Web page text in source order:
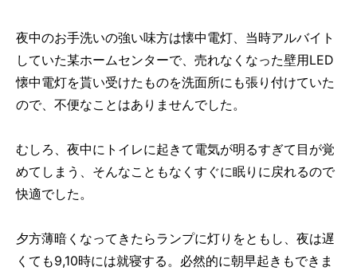
夜中のお手洗いの強い味方は懐中電灯、当時アルバイト
していた某ホームセンターで、売れなくなった壁用LED
懐中電灯を貰い受けたものを洗面所にも張り付けていた
ので、不便なことはありませんでした。
むしろ、夜中にトイレに起きて電気が明るすぎて目が覚
めてしまう、そんなこともなくすぐに眠りに戻れるので
快適でした。
夕方薄暗くなってきたらランプに灯りをともし、夜は遅
くても9,10時には就寝する。必然的に朝早起きもできま